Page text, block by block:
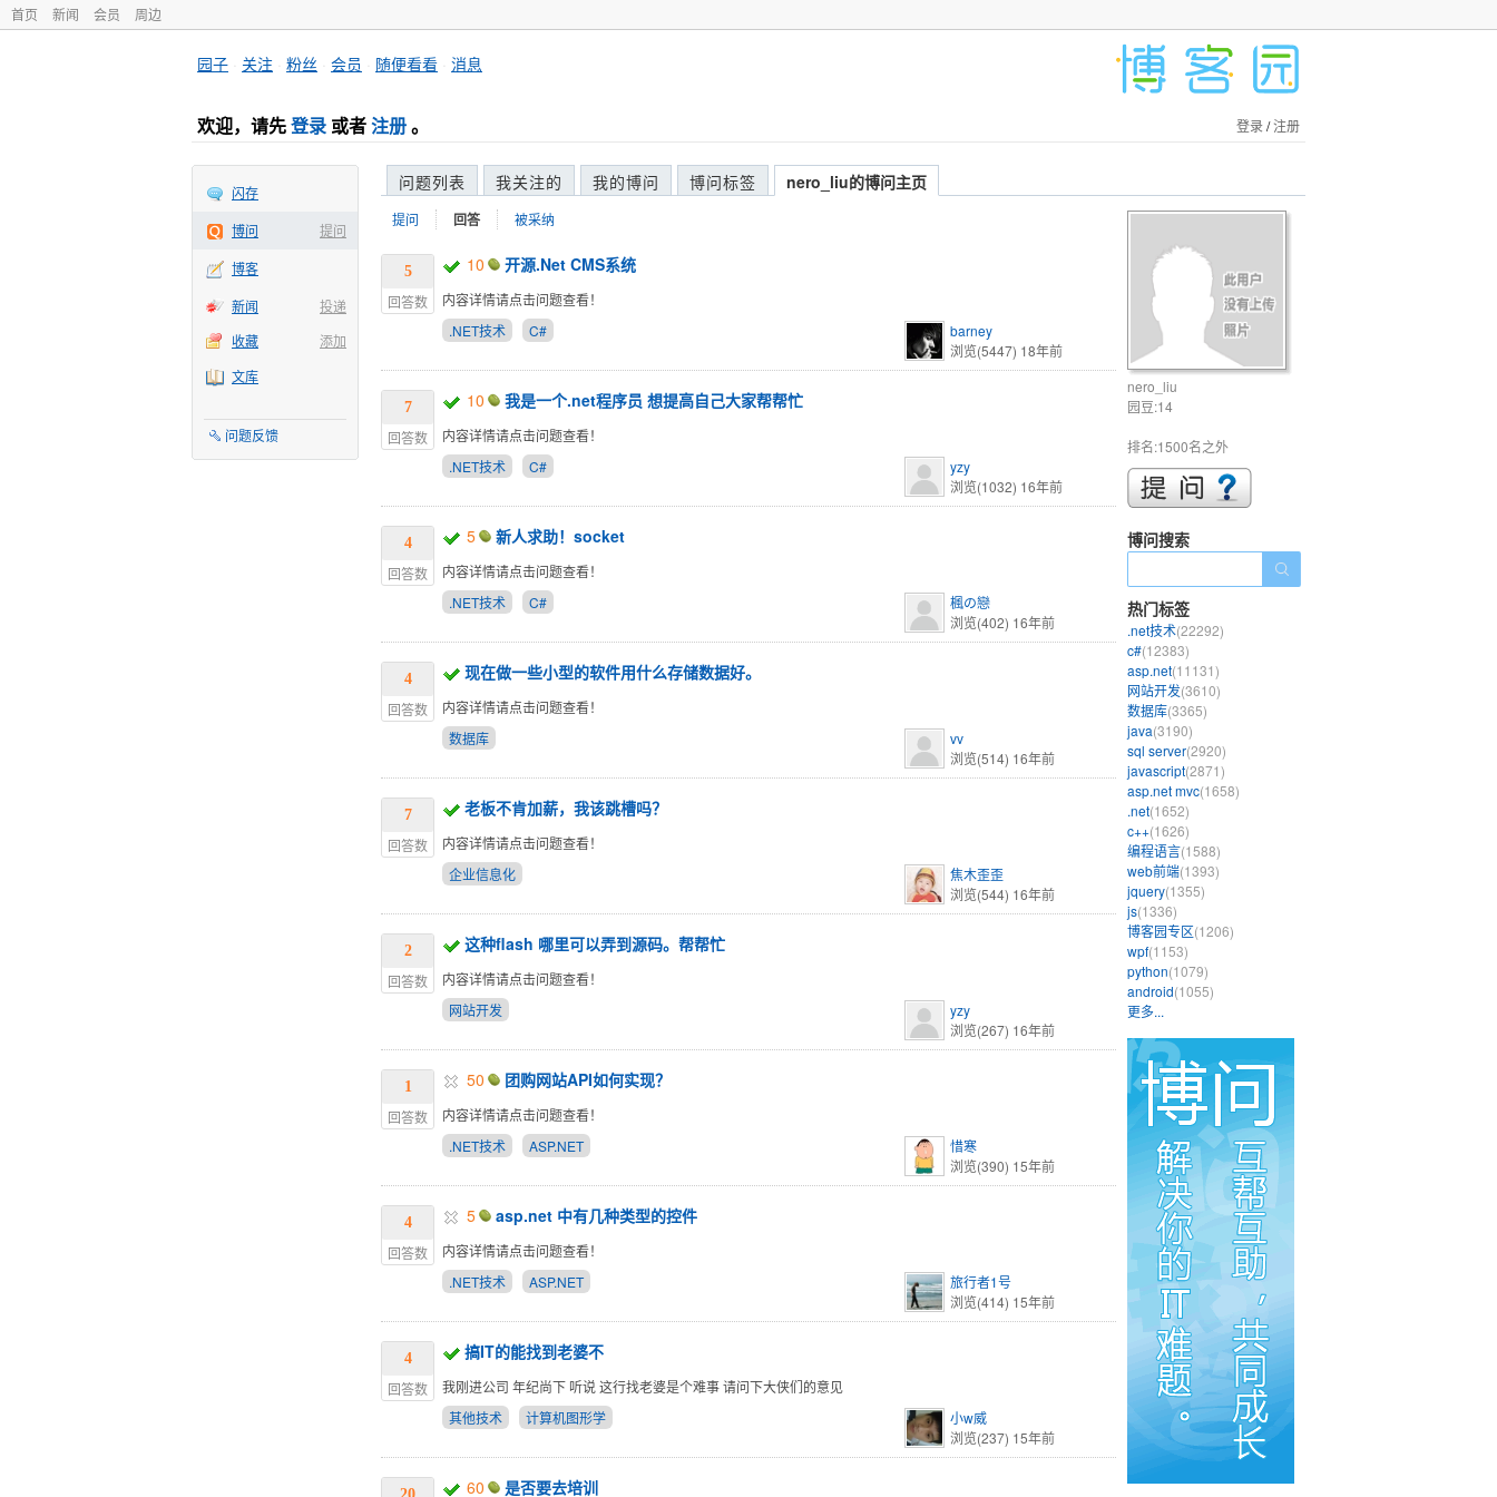
首页 新闻 会员 周边
园子 关注 粉丝 会员 随便看看 消息
欢迎，请先登录 或者注册。 登录/注册
闪存
提问
博问
博客
投递
新闻
添加
收藏
文库
问题反馈
问题列表 我关注的 我的博问 博问标签 nero_liu的博问主页
提问 回答 被采纳
5
回答数
10 开源.Net CMS系统
内容详情请点击问题查看！
.NET技术
C#
barney
浏览(5447) 18年前
7
回答数
10 我是一个.net程序员 想提高自己大家帮帮忙
内容详情请点击问题查看！
.NET技术
C#
yzy
浏览(1032) 16年前
4
回答数
5 新人求助！socket
内容详情请点击问题查看！
.NET技术
C#
楓の戀
浏览(402) 16年前
4
回答数
现在做一些小型的软件用什么存储数据好。
内容详情请点击问题查看！
数据库
vv
浏览(514) 16年前
7
回答数
老板不肯加薪，我该跳槽吗？
内容详情请点击问题查看！
企业信息化
焦木歪歪
浏览(544) 16年前
2
回答数
这种flash 哪里可以弄到源码。帮帮忙
内容详情请点击问题查看！
网站开发
yzy
浏览(267) 16年前
1
回答数
50 团购网站API如何实现？
内容详情请点击问题查看！
.NET技术
ASP.NET
惜寒
浏览(390) 15年前
4
回答数
5 asp.net 中有几种类型的控件
内容详情请点击问题查看！
.NET技术
ASP.NET
旅行者1号
浏览(414) 15年前
4
回答数
搞IT的能找到老婆不
我刚进公司 年纪尚下 听说 这行找老婆是个难事 请问下大侠们的意见
其他技术
计算机图形学
小w威
浏览(237) 15年前
60 是否要去培训
nero_liu
园豆:14
排名:1500名之外
博问搜索
热门标签
.net技术(22292)
c#(12383)
asp.net(11131)
网站开发(3610)
数据库(3365)
java(3190)
sql server(2920)
javascript(2871)
asp.net mvc(1658)
.net(1652)
c++(1626)
编程语言(1588)
web前端(1393)
jquery(1355)
js(1336)
博客园专区(1206)
wpf(1153)
python(1079)
android(1055)
更多...